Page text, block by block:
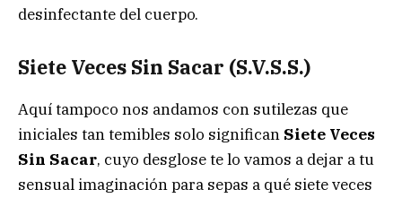
desinfectante del cuerpo.
Siete Veces Sin Sacar (S.V.S.S.)
Aquí tampoco nos andamos con sutilezas que
iniciales tan temibles solo significan Siete Veces
Sin Sacar, cuyo desglose te lo vamos a dejar a tu
sensual imaginación para sepas a qué siete veces